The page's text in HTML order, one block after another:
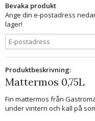
Bevaka produkt
Ange din e-postadress
lager!
Produktbeskrivning:
Mattermos 0,75L
Fin mattermos från
under vintern och kall på